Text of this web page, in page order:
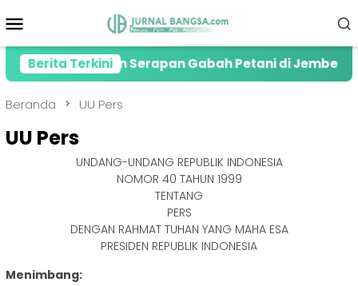
ke
Mobile
Berita Terkini
Serapan Gabah Petani di Jember
Beranda UU Pers
UU Pers
UNDANG-UNDANG REPUBLIK INDONESIA
NOMOR 40 TAHUN 1999
TENTANG
PERS
DENGAN RAHMAT TUHAN YANG MAHA ESA
PRESIDEN REPUBLIK INDONESIA
Menimbang: